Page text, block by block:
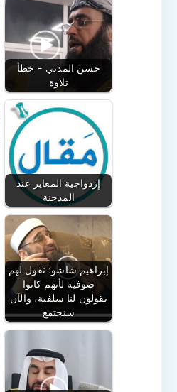
حسن المدني - خطأ
تلاوة
إزدواجية المعاير عند
المدجنة
إبراهيم شاشو؛ نقول لهم
صوفية لأنهم كانوا
يقولون لنا سلفية، والآن
سنجتمع